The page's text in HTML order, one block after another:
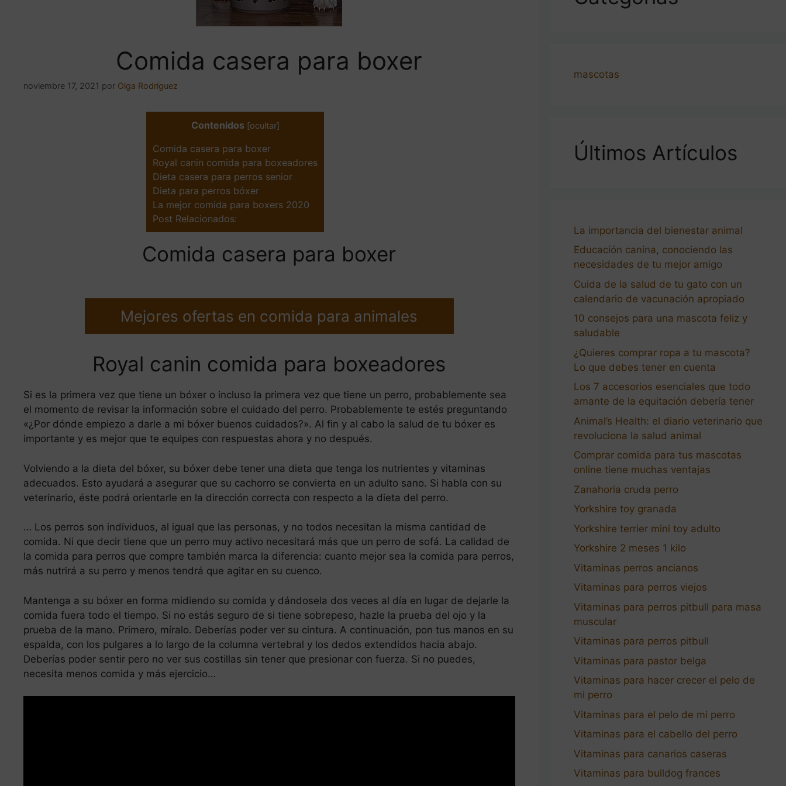
Comida casera para boxer
noviembre 17, 2021 por Olga Rodríguez
Contenidos [ocultar]
Comida casera para boxer
Royal canin comida para boxeadores
Dieta casera para perros senior
Dieta para perros bóxer
La mejor comida para boxers 2020
Post Relacionados:
Comida casera para boxer
Mejores ofertas en comida para animales
Royal canin comida para boxeadores
Si es la primera vez que tiene un bóxer o incluso la primera vez que tiene un perro, probablemente sea
el momento de revisar la información sobre el cuidado del perro. Probablemente te estés preguntando
«¿Por dónde empiezo a darle a mi bóxer buenos cuidados?». Al fin y al cabo la salud de tu bóxer es
importante y es mejor que te equipes con respuestas ahora y no después.
Volviendo a la dieta del bóxer, su bóxer debe tener una dieta que tenga los nutrientes y vitaminas
adecuados. Esto ayudará a asegurar que su cachorro se convierta en un adulto sano. Si habla con su
veterinario, éste podrá orientarle en la dirección correcta con respecto a la dieta del perro.
… Los perros son individuos, al igual que las personas, y no todos necesitan la misma cantidad de
comida. Ni que decir tiene que un perro muy activo necesitará más que un perro de sofá. La calidad de
la comida para perros que compre también marca la diferencia: cuanto mejor sea la comida para perros,
más nutrirá a su perro y menos tendrá que agitar en su cuenco.
Mantenga a su bóxer en forma midiendo su comida y dándosela dos veces al día en lugar de dejarle la
comida fuera todo el tiempo. Si no estás seguro de si tiene sobrepeso, hazle la prueba del ojo y la
prueba de la mano. Primero, míralo. Deberías poder ver su cintura. A continuación, pon tus manos en su
espalda, con los pulgares a lo largo de la columna vertebral y los dedos extendidos hacia abajo.
Deberías poder sentir pero no ver sus costillas sin tener que presionar con fuerza. Si no puedes,
necesita menos comida y más ejercicio…
mascotas
Últimos Artículos
La importancia del bienestar animal
Educación canina, conociendo las
necesidades de tu mejor amigo
Cuida de la salud de tu gato con un
calendario de vacunación apropiado
10 consejos para una mascota feliz y
saludable
¿Quieres comprar ropa a tu mascota?
Lo que debes tener en cuenta
Los 7 accesorios esenciales que todo
amante de la equitación debería tener
Animal’s Health: el diario veterinario que
revoluciona la salud animal
Comprar comida para tus mascotas
online tiene muchas ventajas
Zanahoria cruda perro
Yorkshire toy granada
Yorkshire terrier mini toy adulto
Yorkshire 2 meses 1 kilo
Vitaminas perros ancianos
Vitaminas para perros viejos
Vitaminas para perros pitbull para masa
muscular
Vitaminas para perros pitbull
Vitaminas para pastor belga
Vitaminas para hacer crecer el pelo de
mi perro
Vitaminas para el pelo de mi perro
Vitaminas para el cabello del perro
Vitaminas para canarios caseras
Vitaminas para bulldog frances